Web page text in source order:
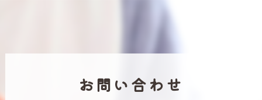
お問い合わせ